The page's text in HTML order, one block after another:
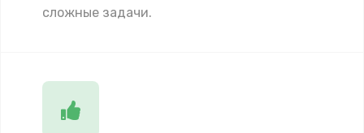
сложные задачи.